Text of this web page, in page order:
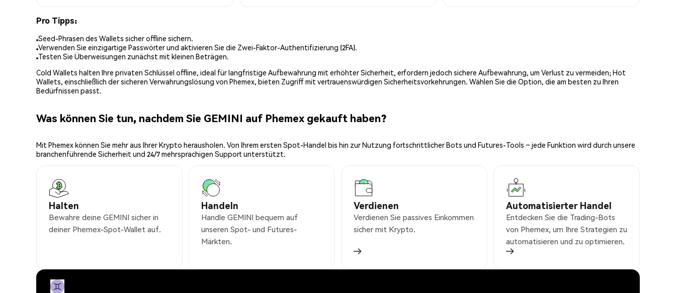
Pro Tipps:
Seed-Phrasen des Wallets sicher offline sichern.
Verwenden Sie einzigartige Passwörter und aktivieren Sie die Zwei-Faktor-Authentifizierung (2FA).
Testen Sie Überweisungen zunächst mit kleinen Beträgen.
Cold Wallets halten Ihre privaten Schlüssel offline, ideal für langfristige Aufbewahrung mit erhöhter Sicherheit, erfordern jedoch sichere Aufbewahrung, um Verlust zu vermeiden; Hot
Wallets, einschließlich der sicheren Verwahrungslösung von Phemex, bieten Zugriff mit vertrauenswürdigen Sicherheitsvorkehrungen. Wählen Sie die Option, die am besten zu Ihren
Bedürfnissen passt.
Was können Sie tun, nachdem Sie GEMINI auf Phemex gekauft haben?
Mit Phemex können Sie mehr aus Ihrer Krypto herausholen. Von Ihrem ersten Spot-Handel bis hin zur Nutzung fortschrittlicher Bots und Futures-Tools – jede Funktion wird durch unsere
branchenführende Sicherheit und 24/7 mehrsprachigen Support unterstützt.
Halten
Bewahre deine GEMINI sicher in
deiner Phemex-Spot-Wallet auf.
Handeln
Handle GEMINI bequem auf
unseren Spot- und Futures-
Märkten.
Verdienen
Verdienen Sie passives Einkommen
sicher mit Krypto.
Automatisierter Handel
Entdecken Sie die Trading-Bots
von Phemex, um Ihre Strategien zu
automatisieren und zu optimieren.